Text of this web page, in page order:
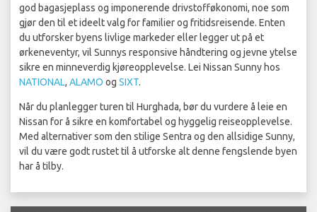
god bagasjeplass og imponerende drivstofføkonomi, noe som
gjør den til et ideelt valg for familier og fritidsreisende. Enten
du utforsker byens livlige markeder eller legger ut på et
ørkeneventyr, vil Sunnys responsive håndtering og jevne ytelse
sikre en minneverdig kjøreopplevelse. Lei Nissan Sunny hos
NATIONAL, ALAMO og SIXT.
Når du planlegger turen til Hurghada, bør du vurdere å leie en
Nissan for å sikre en komfortabel og hyggelig reiseopplevelse.
Med alternativer som den stilige Sentra og den allsidige Sunny,
vil du være godt rustet til å utforske alt denne fengslende byen
har å tilby.